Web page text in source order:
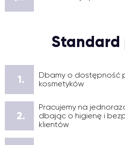
Standard
1.
Dbamy o dostępność
kosmetyków
2.
Pracujemy na
dbając o higienę i
klientów